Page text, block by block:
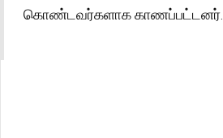
கொண்டவர்களாக காணப்பட்டனர்.